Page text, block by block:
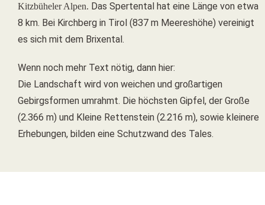
Kitzbüheler Alpen. Das Spertental hat eine Länge von etwa
8 km. Bei Kirchberg in Tirol (837 m Meereshöhe) vereinigt
es sich mit dem Brixental.
Wenn noch mehr Text nötig, dann hier:
Die Landschaft wird von weichen und großartigen
Gebirgsformen umrahmt. Die höchsten Gipfel, der Große
(2.366 m) und Kleine Rettenstein (2.216 m), sowie kleinere
Erhebungen, bilden eine Schutzwand des Tales.